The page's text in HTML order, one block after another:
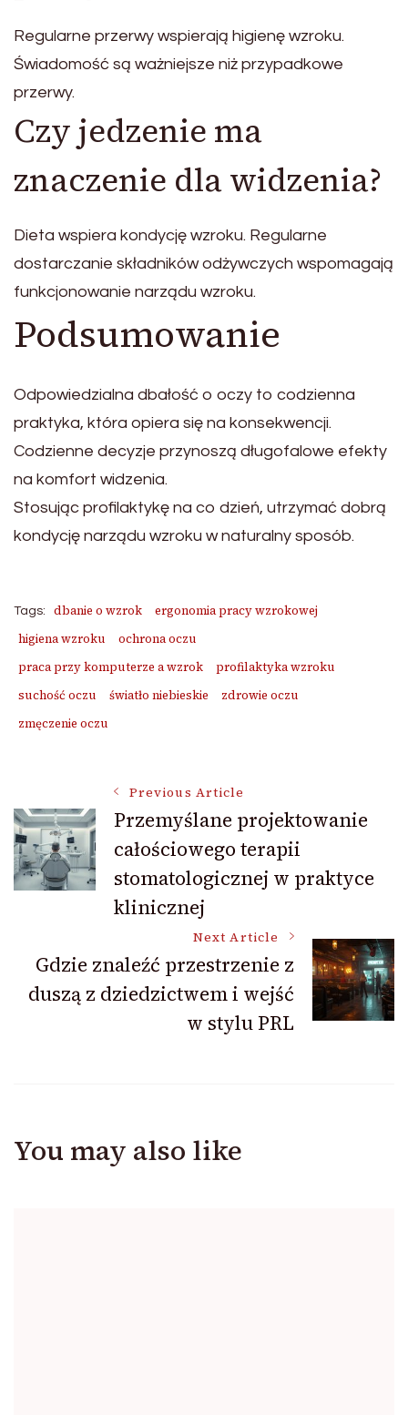
Regularne przerwy wspierają higienę wzroku.
Świadomość są ważniejsze niż przypadkowe
przerwy.
Czy jedzenie ma
znaczenie dla widzenia?
Dieta wspiera kondycję wzroku. Regularne
dostarczanie składników odżywczych wspomagają
funkcjonowanie narządu wzroku.
Podsumowanie
Odpowiedzialna dbałość o oczy to codzienna
praktyka, która opiera się na konsekwencji.
Codzienne decyzje przynoszą długofalowe efekty
na komfort widzenia.
Stosując profilaktykę na co dzień, utrzymać dobrą
kondycję narządu wzroku w naturalny sposób.
Tags: dbanie o wzrok
ergonomia pracy wzrokowej
higiena wzroku
ochrona oczu
praca przy komputerze a wzrok
profilaktyka wzroku
suchość oczu
światło niebieskie
zdrowie oczu
zmęczenie oczu
Post
Navigation
Previous Article
Przemyślane projektowanie
całościowego terapii
stomatologicznej w praktyce
klinicznej
Next Article
Gdzie znaleźć przestrzenie z
duszą z dziedzictwem i wejść
w stylu PRL
You may also like